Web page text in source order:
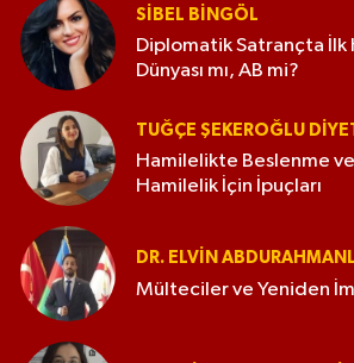
SIBEL BINGÖL
Diplomatik Satrançta İlk
Dünyası mı, AB mi?
TUĞÇE ŞEKEROĞLU
Hamilelikte Beslenme ve
Hamilelik İçin İpuçları
DR. ELVIN ABDURAHMANLI
Mülteciler ve Yeniden